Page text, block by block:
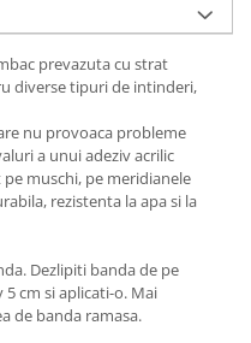
prevazuta cu strat
diverse tipuri de intinderi,
nu provoaca probleme
a unui adeziv acrilic
muschi, pe meridianele
rezistenta la apa si la
Dezlipiti banda de pe
cm si aplicati-o. Mai
de banda ramasa.